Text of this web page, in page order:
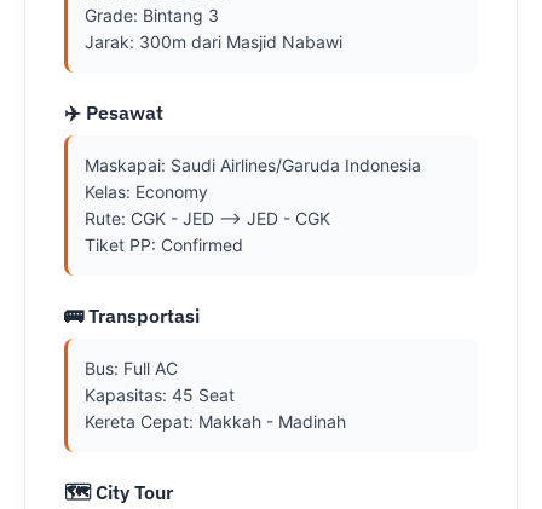
Grade: Bintang 3
Jarak: 300m dari Masjid Nabawi
✈️ Pesawat
Maskapai: Saudi Airlines/Garuda Indonesia
Kelas: Economy
Rute: CGK - JED --> JED - CGK
Tiket PP: Confirmed
🚌 Transportasi
Bus: Full AC
Kapasitas: 45 Seat
Kereta Cepat: Makkah - Madinah
🗺️ City Tour